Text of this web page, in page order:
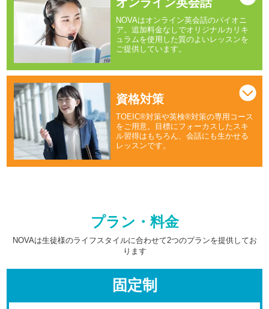
NOVAはオンライン英会話のパイオニ
ア。追加料金なしでオリジナルカリキ
ュラムを使用した質のよいレッスンを
ご提供しています。
資格対策
TOEIC®対策や英検®対策の専用コース
をご用意。目標にフォーカスしたスキ
ル習得はもちろん、会話にも生かせる
レッスンです。
プラン・料金
NOVAは生徒様のライフスタイルに合わせて2つのプランを提供してお
ります
固定制